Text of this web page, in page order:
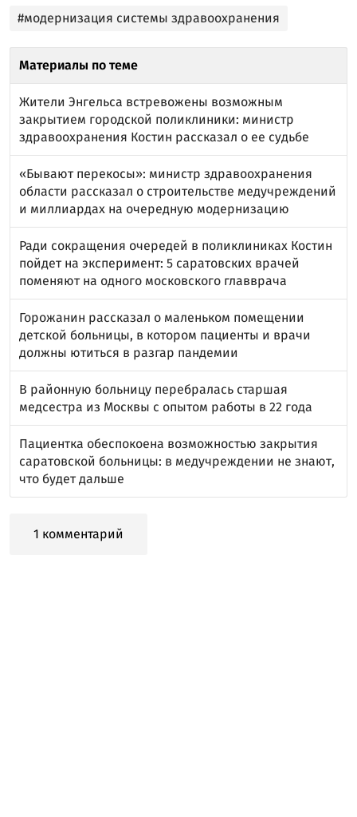
#модернизация системы здравоохранения
Материалы по теме
Жители Энгельса встревожены возможным
закрытием городской поликлиники: министр
здравоохранения Костин рассказал о ее судьбе
«Бывают перекосы»: министр здравоохранения
области рассказал о строительстве медучреждений
и миллиардах на очередную модернизацию
Ради сокращения очередей в поликлиниках Костин
пойдет на эксперимент: 5 саратовских врачей
поменяют на одного московского главврача
Горожанин рассказал о маленьком помещении
детской больницы, в котором пациенты и врачи
должны ютиться в разгар пандемии
В районную больницу перебралась старшая
медсестра из Москвы с опытом работы в 22 года
Пациентка обеспокоена возможностью закрытия
саратовской больницы: в медучреждении не знают,
что будет дальше
1 комментарий